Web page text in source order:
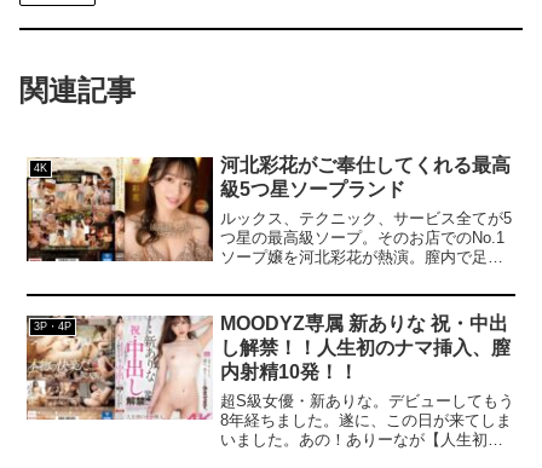
関連記事
4K
河北彩花がご奉仕してくれる最高
級5つ星ソープランド
ルックス、テクニック、サービス全てが5
つ星の最高級ソープ。そのお店でのNo.1
ソープ嬢を河北彩花が熱演。膣内で足指
イ、スケベ椅子による全身リップなど上
級テクニックもさることながら、お客様
をおもてなしする細かい気遣いや気配り
にもこだわった内容となっております。
最高のひとときを味わえる合計7コーナー
180分。どうぞお楽しみください。
3P・4P
MOODYZ専属 新ありな 祝・中出
し解禁！！人生初のナマ挿入、膣
内射精10発！！
超S級女優・新ありな。デビューしてもう
8年経ちました。遂に、この日が来てしま
いました。あの！ありーなが【人生初ナ